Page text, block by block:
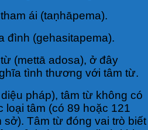
ái (taṇhāpema).
đình (gehasitapema).
(mettā adosa), ở đây
tình thương với tâm từ.
pháp), tâm từ không có
loại tâm (có 89 hoặc 121
sở). Tâm từ đóng vai trò biết